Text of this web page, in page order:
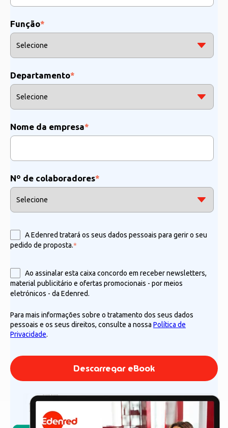
Função*
Departamento*
Nome da empresa*
Nº de colaboradores*
A Edenred tratará os seus dados pessoais para gerir o seu
pedido de proposta.*
Ao assinalar esta caixa concordo em receber newsletters,
material publicitário e ofertas promocionais - por meios
eletrónicos - da Edenred.
Para mais informações sobre o tratamento dos seus dados
pessoais e os seus direitos, consulte a nossa Política de
Privacidade.